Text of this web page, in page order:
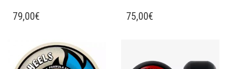
79,00€
75,00€
Ajouter à mes favoris